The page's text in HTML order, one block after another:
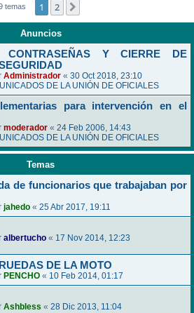
temas 1 2
Anuncios
Y CIERRE DE
Administrador « 30 Oct 2018, 23:10
DE LA UNIÓN DE OFICIALES
para intervención en el
moderador « 24 Feb 2006, 14:43
DE LA UNIÓN DE OFICIALES
Temas
de funcionarios que trabajaban por
jahedo « 25 Abr 2017, 19:11
albertucho « 17 Nov 2014, 12:23
DE LA MOTO
PENCHO « 10 Feb 2014, 01:17
Ashbless « 28 Dic 2013, 11:04